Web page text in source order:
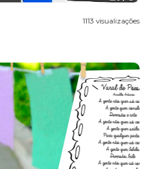
1113 visualizações